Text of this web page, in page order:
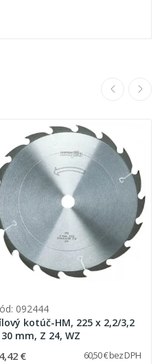
092444
kotúč-HM, 225 x 2,2/3,2
mm, Z 24, WZ
€ 60,50 € bez DPH